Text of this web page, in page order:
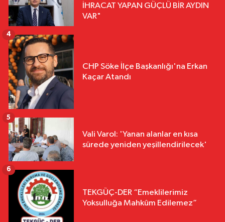
İHRACAT YAPAN GÜÇLÜ BİR AYDIN
VAR"
CHP Söke İlçe Başkanlığı'na Erkan
Kaçar Atandı
4
Vali Varol: 'Yanan alanlar en kısa
sürede yeniden yeşillendirilecek'
5
TEKGÜÇ-DER “Emeklilerimiz
Yoksulluğa Mahkûm Edilemez”
6